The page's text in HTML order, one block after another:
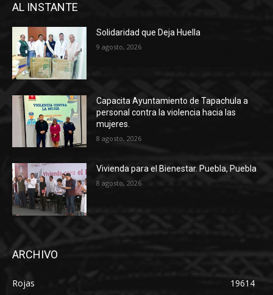
AL INSTANTE
Solidaridad que Deja Huella
9 agosto, 2026
Capacita Ayuntamiento de Tapachula a
personal contra la violencia hacia las
mujeres.
8 agosto, 2026
Vivienda para el Bienestar. Puebla, Puebla
8 agosto, 2026
ARCHIVO
Rojas
19614